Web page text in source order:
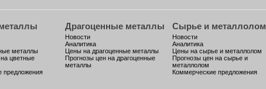
металлы
цветные
предложения
Драгоценные металлы
Новости
Аналитика
Цены на драгоценные металлы
Прогнозы цен на драгоценные
металлы
Сырье и металлолом
Новости
Аналитика
Цены на сырье и металлолом
Прогнозы цен на сырье и
металлолом
Коммерческие предложения